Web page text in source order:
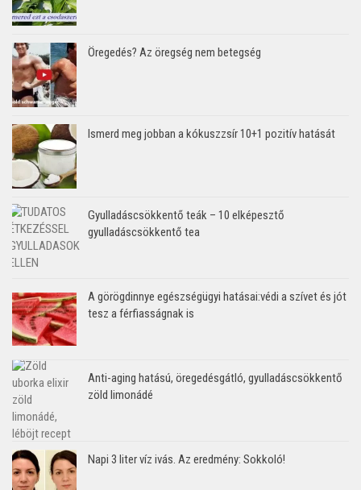
Öregedés? Az öregség nem betegség
Ismerd meg jobban a kókuszzsír 10+1 pozitív hatását
Gyulladáscsökkentő teák – 10 elképesztő
gyulladáscsökkentő tea
A görögdinnye egészségügyi hatásai:védi a szívet és jót
tesz a férfiasságnak is
Anti-aging hatású, öregedésgátló, gyulladáscsökkentő
zöld limonádé
Napi 3 liter víz ivás. Az eredmény: Sokkoló!